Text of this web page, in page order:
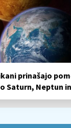
prinašajo
Saturn, Neptun